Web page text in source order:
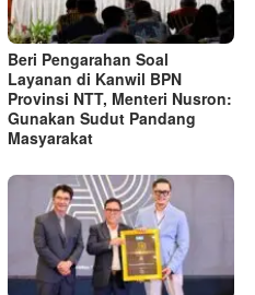
Beri Pengarahan Soal
Layanan di Kanwil BPN
Provinsi NTT, Menteri Nusron:
Gunakan Sudut Pandang
Masyarakat